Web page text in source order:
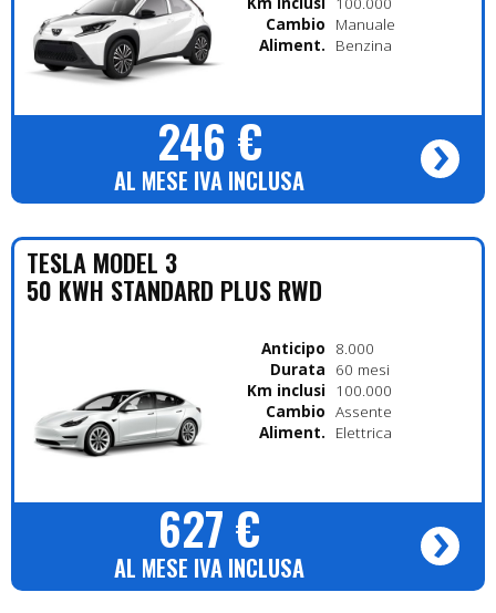
Cambio Manuale
Alimentazione
Benzina
246 €
AL MESE IVA INCLUSA
TESLA MODEL 3
50 KWH STANDARD PLUS RWD
Anticipo 8.000
Durata 60 mesi
Km inclusi 100.000
Cambio Assente
Alimentazione
Elettrica
627 €
AL MESE IVA INCLUSA